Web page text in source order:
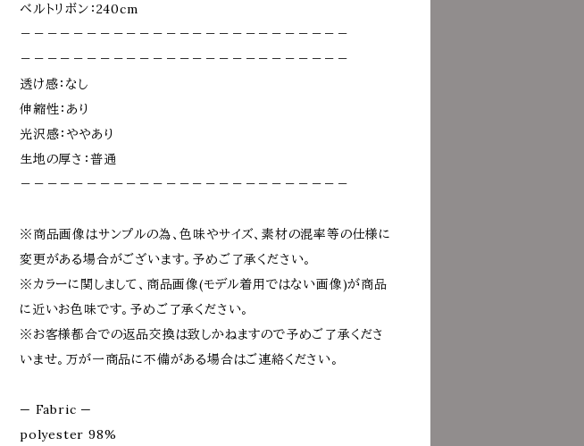
ベルトリボン：240cm
－－－－－－－－－－－－－－－－－－－－－－－－－
－－－－－－－－－－－－－－－－－－－－－－－－－
透け感：なし
伸縮性：あり
光沢感：ややあり
生地の厚さ：普通
－－－－－－－－－－－－－－－－－－－－－－－－－
※商品画像はサンプルの為、色味やサイズ、素材の混率等の仕様に
変更がある場合がございます。予めご了承ください。
※カラーに関しまして、商品画像(モデル着用ではない画像)が商品
に近いお色味です。予めご了承ください。
※お客様都合での返品交換は致しかねますので予めご了承くださ
いませ。万が一商品に不備がある場合はご連絡ください。
— Fabric —
polyester 98%